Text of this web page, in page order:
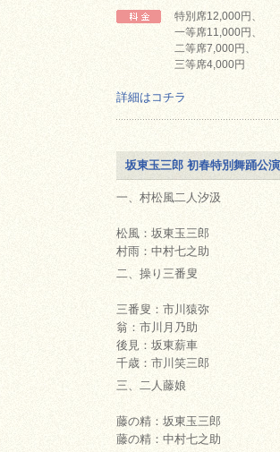
特別席12,000円、
一等席11,000円、
二等席7,000円、
三等席4,000円
詳細はコチラ
坂東玉三郎 初春特別舞踊公演
一、村松風二人汐汲
松風：坂東玉三郎
村雨：中村七之助
二、操り三番叟
三番叟：市川猿弥
翁：市川月乃助
後見：坂東薪車
千歳：市川笑三郎
三、二人藤娘
藤の精：坂東玉三郎
藤の精：中村七之助